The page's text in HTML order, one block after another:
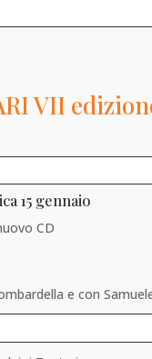
VII
15 gennaio
CD
e con